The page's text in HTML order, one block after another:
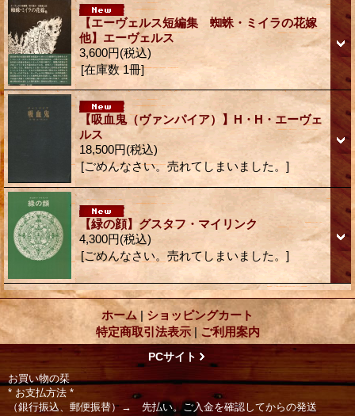
【エーヴェルス短編集 蜘蛛・ミイラの花嫁
他】エーヴェルス
3,600円(税込)
[在庫数 1冊]
【吸血鬼（ヴァンパイア）】H・H・エーヴェ
ルス
18,500円(税込)
[ごめんなさい。売れてしまいました。]
【緑の顔】グスタフ・マイリンク
4,300円(税込)
[ごめんなさい。売れてしまいました。]
ホーム | ショッピングカート
特定商取引法表示 | ご利用案内
PCサイト
お買い物の栞
* お支払方法 *
（銀行振込、郵便振替）→ 先払い。ご入金を確認してからの発送